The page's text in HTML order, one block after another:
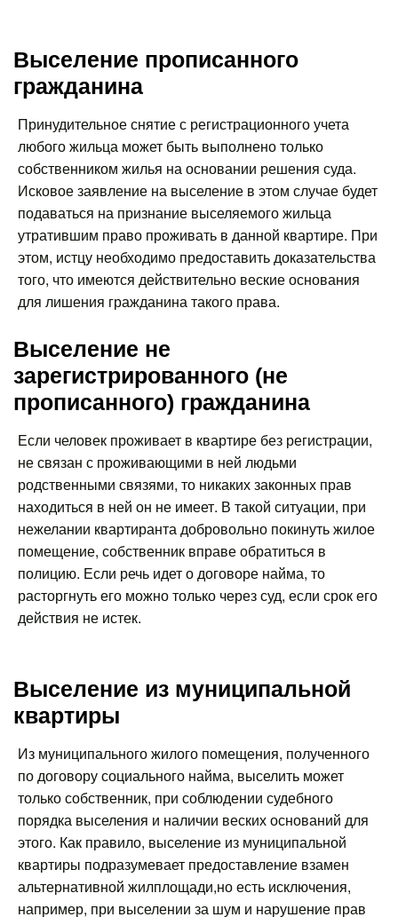
Выселение прописанного
гражданина
Принудительное снятие с регистрационного учета
любого жильца может быть выполнено только
собственником жилья на основании решения суда.
Исковое заявление на выселение в этом случае будет
подаваться на признание выселяемого жильца
утратившим право проживать в данной квартире. При
этом, истцу необходимо предоставить доказательства
того, что имеются действительно веские основания
для лишения гражданина такого права.
Выселение не
зарегистрированного (не
прописанного) гражданина
Если человек проживает в квартире без регистрации,
не связан с проживающими в ней людьми
родственными связями, то никаких законных прав
находиться в ней он не имеет. В такой ситуации, при
нежелании квартиранта добровольно покинуть жилое
помещение, собственник вправе обратиться в
полицию. Если речь идет о договоре найма, то
расторгнуть его можно только через суд, если срок его
действия не истек.
Выселение из муниципальной
квартиры
Из муниципального жилого помещения, полученного
по договору социального найма, выселить может
только собственник, при соблюдении судебного
порядка выселения и наличии веских оснований для
этого. Как правило, выселение из муниципальной
квартиры подразумевает предоставление взамен
альтернативной жилплощади,но есть исключения,
например, при выселении за шум и нарушение прав